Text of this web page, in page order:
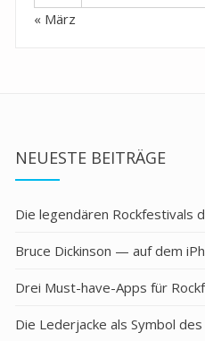
« März
NEUESTE BEITRÄGE
Die legendären Rockfestivals
Bruce Dickinson — auf dem
Drei Must-have-Apps für
Die Lederjacke als Symbol des